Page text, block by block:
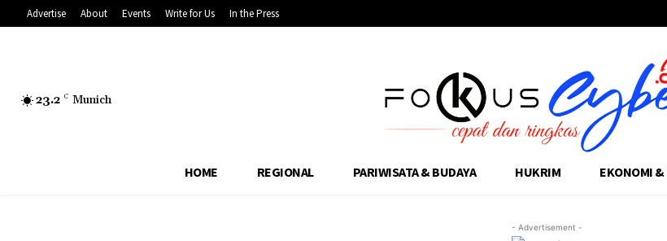
Advertise About Events Write for Us In the Press
23.2 C Munich
HOME REGIONAL PARIWISATA & BUDAYA HUKRIM EKONOMI
- Advertisement -